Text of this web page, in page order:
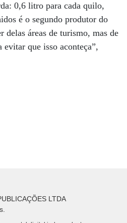
0,6 litro para cada quilo,
é o segundo produtor do
delas áreas de turismo, mas de
evitar que isso aconteça”,
LTDA